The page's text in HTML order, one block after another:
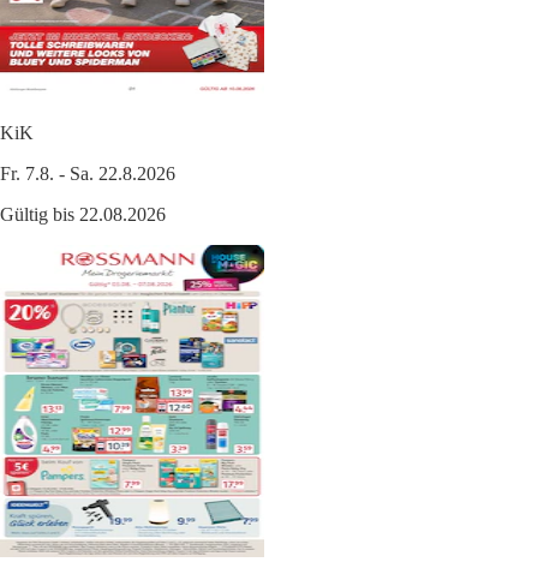
KiK
Fr. 7.8. - Sa. 22.8.2026
Gültig bis 22.08.2026